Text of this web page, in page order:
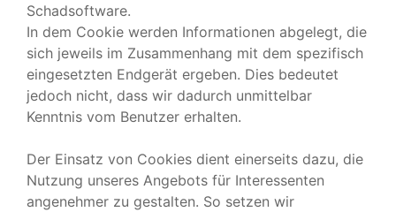
Schadsoftware.
In dem Cookie werden Informationen abgelegt, die
sich jeweils im Zusammenhang mit dem spezifisch
eingesetzten Endgerät ergeben. Dies bedeutet
jedoch nicht, dass wir dadurch unmittelbar
Kenntnis vom Benutzer erhalten.
Der Einsatz von Cookies dient einerseits dazu, die
Nutzung unseres Angebots für Interessenten
angenehmer zu gestalten. So setzen wir